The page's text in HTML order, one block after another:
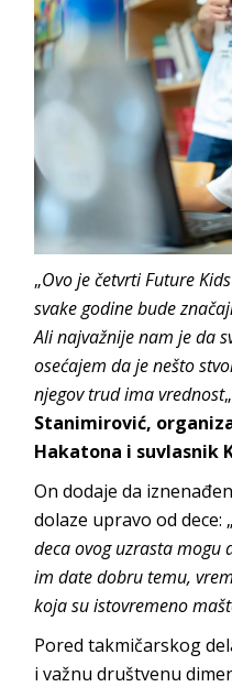
„Ovo je četvrti Future
svake godine bude
Ali najvažnije nam je da
osećajem da je nešto
njegov trud ima vrednost
Stanimirović,
Hakatona i suvlasnik
On dodaje da
dolaze upravo od dece: „
deca ovog uzrasta mogu
im date dobru temu,
koja su istovremeno
Pored takmičarskog
i važnu društvenu